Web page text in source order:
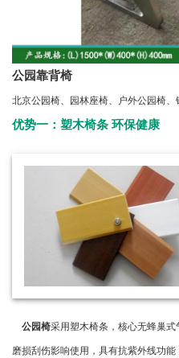
公园靠背椅
北京公园椅、园林座椅、户外公园椅
优势一：塑木椅条 环保健康
公园椅采用塑木椅条，核心无蜂巢
磨损刮伤影响使用，具有抗紫外线功